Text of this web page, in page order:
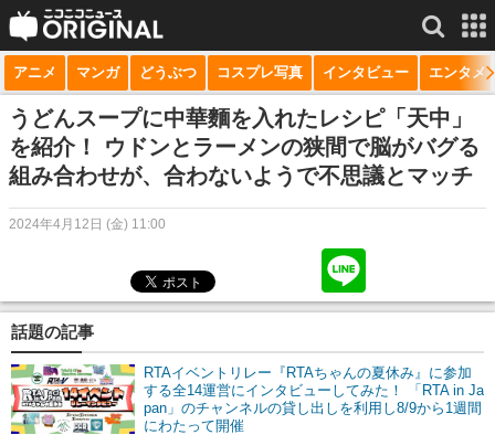
サービス一覧 もっと見る
niconico
動画
生放送
マンガ
ニコニコQ
アニメ マンガ どうぶつ コスプレ写真 インタビュー エンタメ
うどんスープに中華麵を入れたレシピ「天中」
を紹介！ ウドンとラーメンの狭間で脳がバグる
組み合わせが、合わないようで不思議とマッチ
2024年4月12日 (金) 11:00
話題の記事
RTAイベントリレー『RTAちゃんの夏休み』に参加
する全14運営にインタビューしてみた！ 「RTA in Ja
pan」のチャンネルの貸し出しを利用し8/9から1週間
にわたって開催